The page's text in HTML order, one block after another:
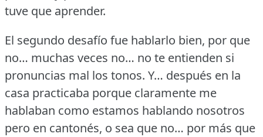
tuve que aprender.
El segundo desafío fue hablarlo bien, por que
no… muchas veces no… no te entienden si
pronuncias mal los tonos. Y… después en la
casa practicaba porque claramente me
hablaban como estamos hablando nosotros
pero en cantonés, o sea que no… por más que